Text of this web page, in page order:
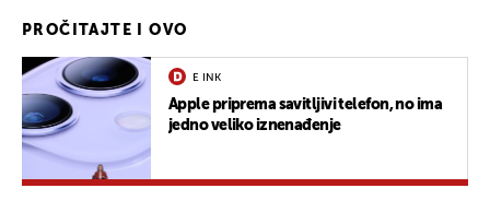
PROČITAJTE I OVO
E INK
Apple priprema savitljivi telefon, no ima
jedno veliko iznenađenje